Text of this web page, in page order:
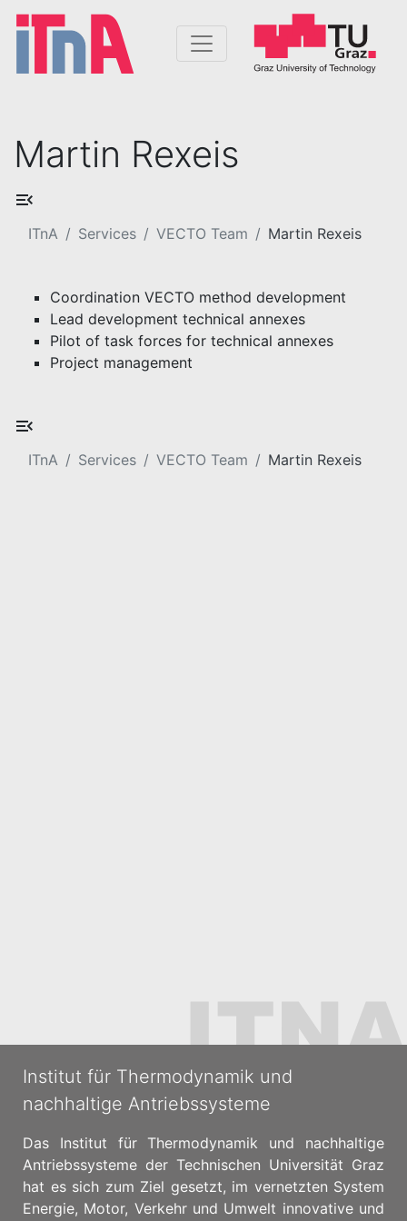
Martin Rexeis
ITnA Services VECTO Team Martin Rexeis
Coordination VECTO method development
Lead development technical annexes
Pilot of task forces for technical annexes
Project management
ITnA Services VECTO Team Martin Rexeis
Institut für Thermodynamik und
nachhaltige Antriebssysteme
Das Institut für Thermodynamik und nachhaltige
Antriebssysteme der Technischen Universität Graz
hat es sich zum Ziel gesetzt, im vernetzten System
Energie, Motor, Verkehr und Umwelt innovative und